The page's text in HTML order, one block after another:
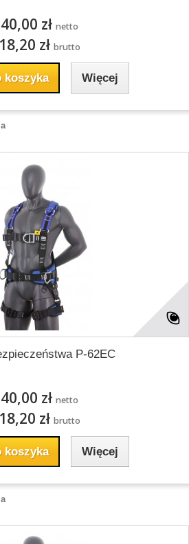
zł netto
zł brutto
koszyka Więcej
P-62EC
zł netto
zł brutto
koszyka Więcej